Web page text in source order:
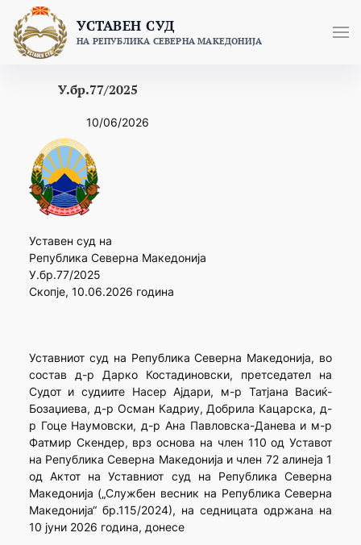
content
УСТАВЕН СУД
НА РЕПУБЛИКА СЕВЕРНА МАКЕДОНИЈА
У.бр.77/2025
10/06/2026
Уставен суд на
Република Северна Македонија
У.бр.77/2025
Скопје, 10.06.2026 година
Уставниот суд на Република Северна Македонија, во
состав д-р Дарко Костадиновски, претседател на
Судот и судиите Насер Ајдари, м-р Татјана Васиќ-
Бозаџиева, д-р Осман Кадриу, Добрила Кацарска, д-
р Гоце Наумовски, д-р Ана Павловска-Данева и м-р
Фатмир Скендер, врз основа на член 110 од Уставот
на Република Северна Македонија и член 72 алинеја 1
од Актот на Уставниот суд на Република Северна
Македонија („Службен весник на Република Северна
Македонија“ бр.115/2024), на седницата одржана на
10 јуни 2026 година, донесе